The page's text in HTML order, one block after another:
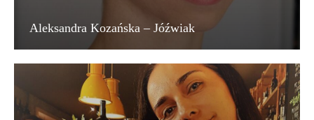
Aleksandra Kozańska – Jóźwiak